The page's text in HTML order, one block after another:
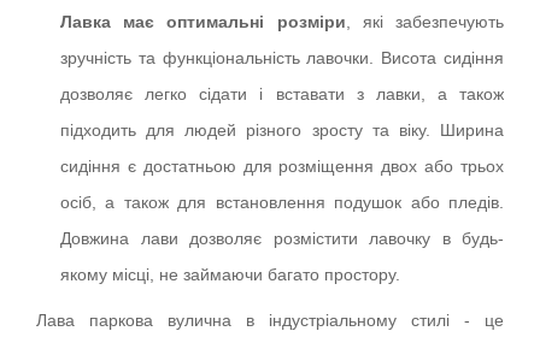
Лавка має оптимальні розміри , які забезпечують
зручність та функціональність лавочки. Висота сидіння
дозволяє легко сідати і вставати з лавки, а також
підходить для людей різного зросту та віку. Ширина
сидіння є достатньою для розміщення двох або трьох
осіб, а також для встановлення подушок або пледів.
Довжина лави дозволяє розмістити лавочку в будь-
якому місці, не займаючи багато простору.
Лава паркова вулична в індустріальному стилі - це